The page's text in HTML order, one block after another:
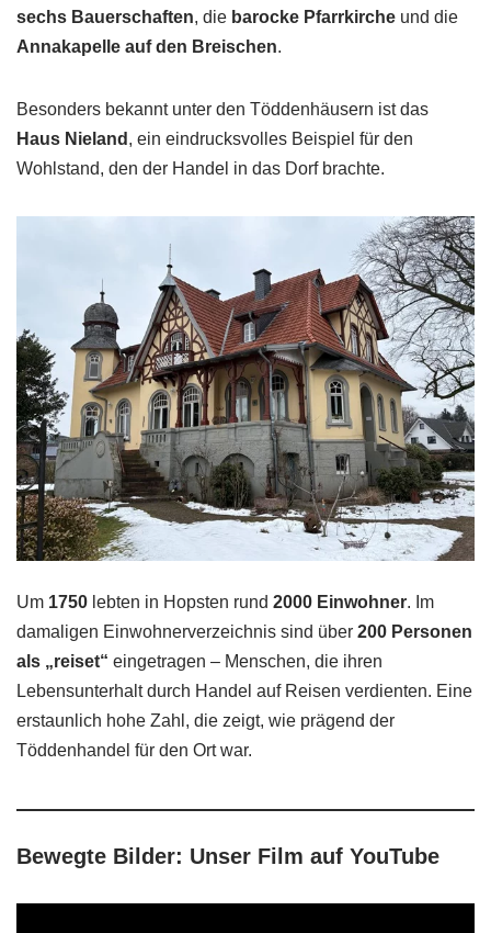
sechs Bauerschaften, die barocke Pfarrkirche und die
Annakapelle auf den Breischen.
Besonders bekannt unter den Töddenhäusern ist das
Haus Nieland , ein eindrucksvolles Beispiel für den
Wohlstand, den der Handel in das Dorf brachte.
Um 1750 lebten in Hopsten rund 2000 Einwohner. Im
damaligen Einwohnerverzeichnis sind über 200 Personen
als „reiset“ eingetragen – Menschen, die ihren
Lebensunterhalt durch Handel auf Reisen verdienten. Eine
erstaunlich hohe Zahl, die zeigt, wie prägend der
Töddenhandel für den Ort war.
Bewegte Bilder: Unser Film auf YouTube